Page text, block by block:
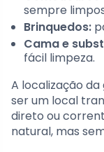
sempre
Brinquedos:
Cama e
fácil limpeza.
A localização
ser um local
direto ou
natural, mas